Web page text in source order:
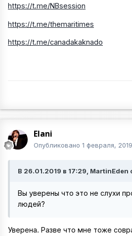
https://t.me/NBsession
https://t.me/themaritimes
https://t.me/canadakaknado
Elani
Опубликовано 1 февраля, 2019
В 26.01.2019 в 17:29, MartinEden
Вы уверены что это не слухи
людей?
Уверена. Разве что мне тоже